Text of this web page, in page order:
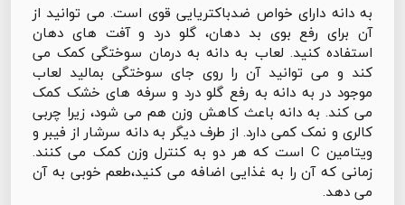
به دانه دارای خواص ضدباکتریایی قوی است. می توانید از
آن برای رفع بوی بد دهان، گلو درد و آفت های دهان
استفاده کنید. لعاب به دانه به درمان سوختگی کمک می
کند و می توانید آن را روی جای سوختگی بمالید لعاب
موجود در به دانه به رفع گلو درد و سرفه های خشک کمک
می کند. به دانه باعث کاهش وزن هم می شود، زیرا چربی
کالری و نمک کمی دارد. از طرف دیگر به دانه سرشار از فیبر و
ویتامین C است که هر دو به کنترل وزن کمک می کنند.
زمانی که آن را به غذایی اضافه می کنید،طعم خوبی به آن
می دهد.